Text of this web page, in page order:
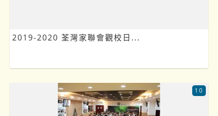
2019-2020 荃灣家聯會觀校日...
10